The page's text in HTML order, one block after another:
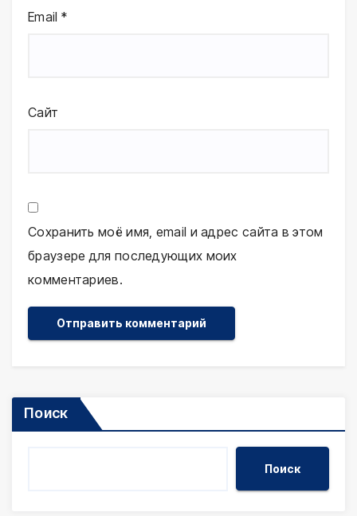
Email *
Сайт
Сохранить моё имя, email и адрес сайта в этом
браузере для последующих моих
комментариев.
Поиск
Поиск